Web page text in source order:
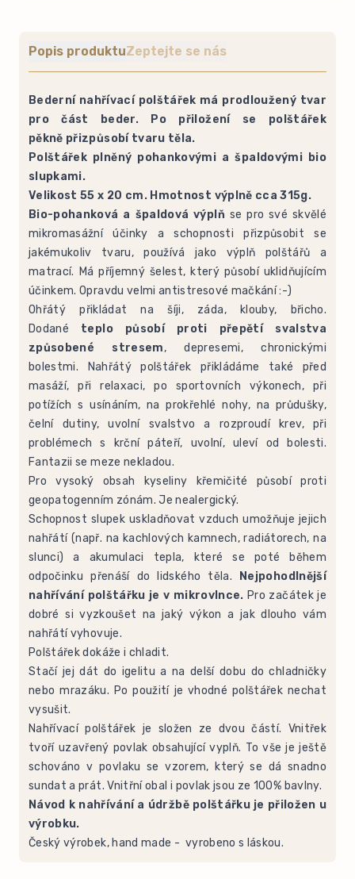
Popis produktuZeptejte se nás
Bederní nahřívací polštářek má prodloužený tvar
pro část beder. Po přiložení se polštářek
pěkně přizpůsobí tvaru těla.
Polštářek plněný pohankovými a špaldovými bio
slupkami.
Velikost 55 x 20 cm. Hmotnost výplně cca 315g.
Bio-pohanková a špaldová výplň se pro své skvělé
mikromasážní účinky a schopnosti přizpůsobit se
jakémukoliv tvaru, používá jako výplň polštářů a
matrací. Má příjemný šelest, který působí uklidňujícím
účinkem. Opravdu velmi antistresové mačkání :-)
Ohřátý přikládat na šíji, záda, klouby, břicho.
Dodané teplo působí proti přepětí svalstva
způsobené stresem, depresemi, chronickými
bolestmi. Nahřátý polštářek přikládáme také před
masáží, při relaxaci, po sportovních výkonech, při
potížích s usínáním, na prokřehlé nohy, na průdušky,
čelní dutiny, uvolní svalstvo a rozproudí krev, při
problémech s krční páteří, uvolní, uleví od bolesti.
Fantazii se meze nekladou.
Pro vysoký obsah kyseliny křemičité působí proti
geopatogenním zónám. Je nealergický.
Schopnost slupek uskladňovat vzduch umožňuje jejich
nahřátí (např. na kachlových kamnech, radiátorech, na
slunci) a akumulaci tepla, které se poté během
odpočinku přenáší do lidského těla. Nejpohodlnější
nahřívání polštářku je v mikrovlnce.Pro začátek je
dobré si vyzkoušet na jaký výkon a jak dlouho vám
nahřátí vyhovuje.
Polštářek dokáže i chladit.
Stačí jej dát do igelitu a na delší dobu do chladničky
nebo mrazáku. Po použití je vhodné polštářek nechat
vysušit.
Nahřívací polštářek je složen ze dvou částí. Vnitřek
tvoří uzavřený povlak obsahující vyplň. To vše je ještě
schováno v povlaku se vzorem, který se dá snadno
sundat a prát. Vnitřní obal i povlak jsou ze 100% bavlny.
Návod k nahřívání a údržbě polštářku je přiložen u
výrobku.
Český výrobek, hand made - vyrobeno s láskou.